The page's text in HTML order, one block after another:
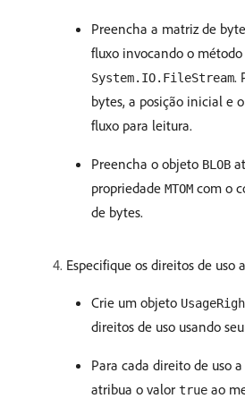
Preencha a matriz de
fluxo invocando o método
System.IO.FileStream.
bytes, a posição inicial e
fluxo para leitura.
Preencha o objeto BLOB
propriedade MTOM com o
de bytes.
Especifique os direitos de uso
Crie um objeto
direitos de uso usando
Para cada direito de uso
atribua o valor true ao